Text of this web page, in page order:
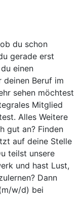
du schon
gerade erst
einen
deinen Beruf im
sehen möchtest
Mitglied
Alles Weitere
gut an? Finden
auf deine Stelle
teilst unsere
und hast Lust,
Dann
w/d) bei